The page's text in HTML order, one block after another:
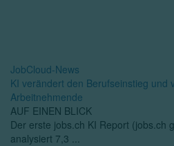
JobCloud-News
KI verändert den Berufseinstieg und
Arbeitnehmende
AUF EINEN BLICK
Der erste jobs.ch KI Report (jobs.ch
analysiert 7,3 ...